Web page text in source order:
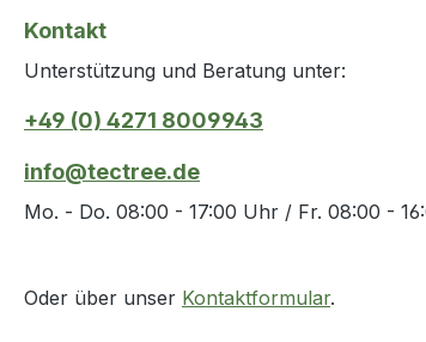
Kontakt
Unterstützung und Beratung unter:
+49 (0) 4271 8009943
info@tectree.de
Mo. - Do. 08:00 - 17:00 Uhr / Fr. 08:00 -
Oder über unser Kontaktformular.